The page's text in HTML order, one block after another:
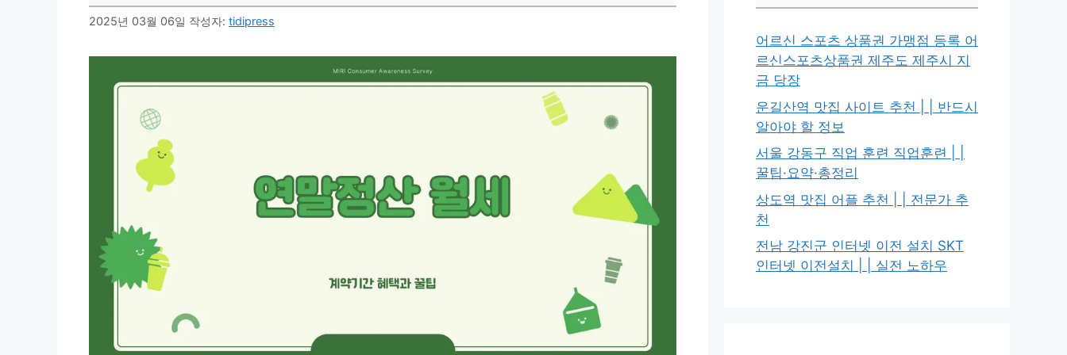
2025년 03월 06일 작성자: tidipress
어르신 스포츠 상품권 가맹점 등록 어
르신스포츠상품권 제주도 제주시 지
금 당장
운길산역 맛집 사이트 추천 | | 반드시
알아야 할 정보
서울 강동구 직업 훈련 직업훈련 | |
꿀팁·요약·총정리
상도역 맛집 어플 추천 | | 전문가 추
천
전남 강진군 인터넷 이전 설치 SKT
인터넷 이전설치 | | 실전 노하우